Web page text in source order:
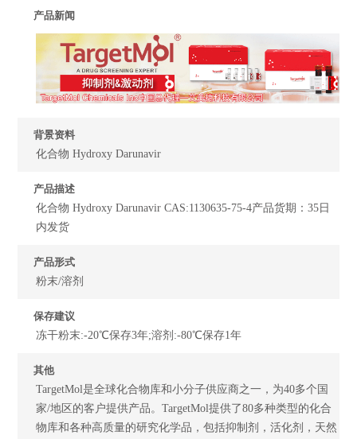
产品新闻
背景资料
化合物 Hydroxy Darunavir
产品描述
化合物 Hydroxy Darunavir CAS:1130635-75-4产品货期：35日
内发货
产品形式
粉末/溶剂
保存建议
冻干粉末:-20℃保存3年;溶剂:-80℃保存1年
其他
TargetMol是全球化合物库和小分子供应商之一，为40多个国
家/地区的客户提供产品。TargetMol提供了80多种类型的化合
物库和各种高质量的研究化学品，包括抑制剂，活化剂，天然